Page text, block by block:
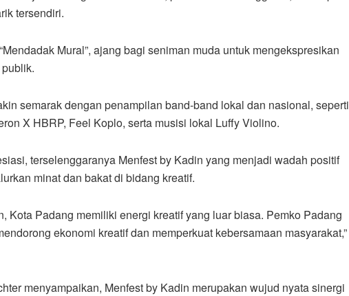
tersendiri.
Mural”, ajang bagi seniman muda untuk mengekspresikan
semarak dengan penampilan band-band lokal dan nasional, seperti
X HBRP, Feel Koplo, serta musisi lokal Luffy Violino.
terselenggaranya Menfest by Kadin yang menjadi wadah positif
minat dan bakat di bidang kreatif.
Kota Padang memiliki energi kreatif yang luar biasa. Pemko Padang
ekonomi kreatif dan memperkuat kebersamaan masyarakat,”
menyampaikan, Menfest by Kadin merupakan wujud nyata sinergi